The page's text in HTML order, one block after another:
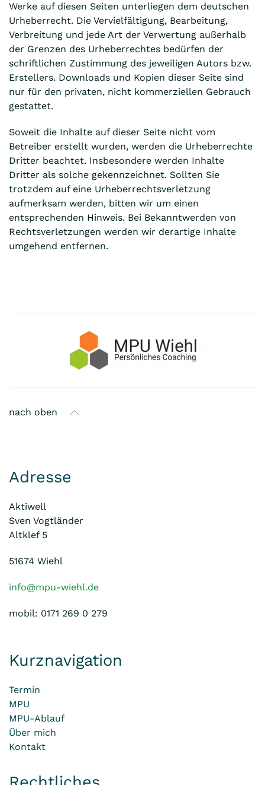
Werke auf diesen Seiten unterliegen dem deutschen
Urheberrecht. Die Vervielfältigung, Bearbeitung,
Verbreitung und jede Art der Verwertung außerhalb
der Grenzen des Urheberrechtes bedürfen der
schriftlichen Zustimmung des jeweiligen Autors bzw.
Erstellers. Downloads und Kopien dieser Seite sind
nur für den privaten, nicht kommerziellen Gebrauch
gestattet.
Soweit die Inhalte auf dieser Seite nicht vom
Betreiber erstellt wurden, werden die Urheberrechte
Dritter beachtet. Insbesondere werden Inhalte
Dritter als solche gekennzeichnet. Sollten Sie
trotzdem auf eine Urheberrechtsverletzung
aufmerksam werden, bitten wir um einen
entsprechenden Hinweis. Bei Bekanntwerden von
Rechtsverletzungen werden wir derartige Inhalte
umgehend entfernen.
nach oben
Adresse
Aktiwell
Sven Vogtländer
Altklef 5
51674 Wiehl
info@mpu-wiehl.de
mobil: 0171 269 0 279
Kurznavigation
Termin
MPU
MPU-Ablauf
Über mich
Kontakt